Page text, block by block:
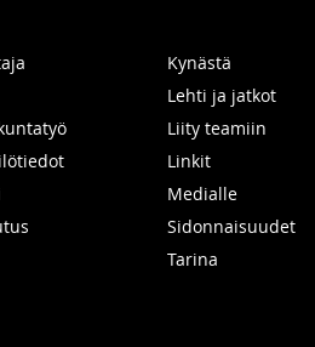
Kynästä
Lehti ja jatkot
Liity teamiin
Linkit
Medialle
Sidonnaisuudet
Tarina